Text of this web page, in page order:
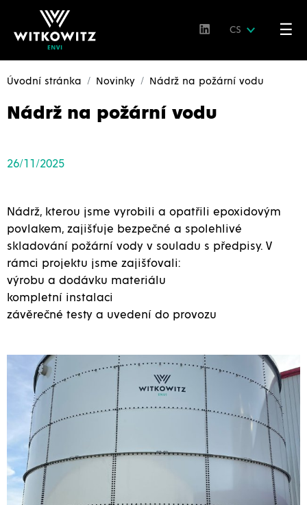
CS ☰
Úvodní stránka Novinky Nádrž na požární vodu
Nádrž na požární vodu
26/11/2025
Nádrž, kterou jsme vyrobili a opatřili epoxidovým
povlakem, zajišťuje bezpečné a spolehlivé
skladování požární vody v souladu s předpisy. V
rámci projektu jsme zajišťovali:
výrobu a dodávku materiálu
kompletní instalaci
závěrečné testy a uvedení do provozu